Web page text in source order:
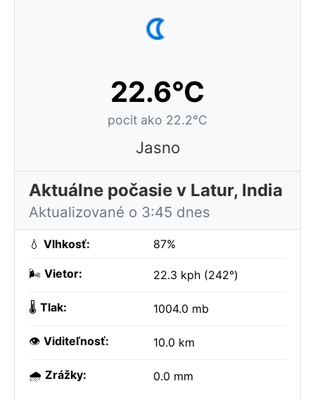
22.6°C
pocit ako 22.2°C
Jasno
Aktuálne počasie v Latur, India
Aktualizované o 3:45 dnes
💧 Vlhkosť: 87%
🌬️ Vietor: 22.3 kph (242°)
🌡️ Tlak: 1004.0 mb
👁️ Viditeľnosť: 10.0 km
🌧️ Zrážky: 0.0 mm